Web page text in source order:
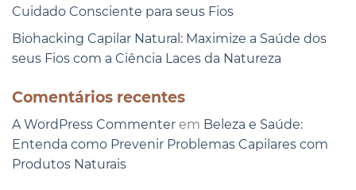
Cuidado Consciente para seus Fios
Biohacking Capilar Natural: Maximize a Saúde dos
seus Fios com a Ciência Laces da Natureza
Comentários recentes
A WordPress Commenter em Beleza e Saúde:
Entenda como Prevenir Problemas Capilares com
Produtos Naturais